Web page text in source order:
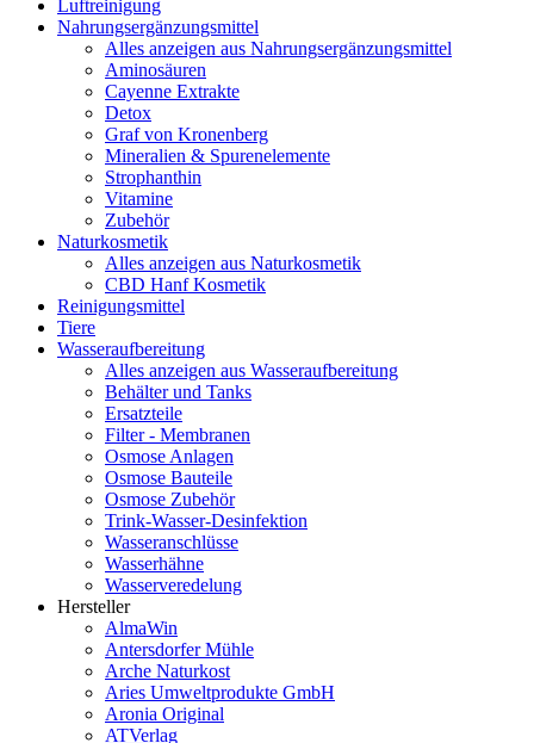
Luftreinigung
Nahrungsergänzungsmittel
Alles anzeigen aus Nahrungsergänzungsmittel
Aminosäuren
Cayenne Extrakte
Detox
Graf von Kronenberg
Mineralien & Spurenelemente
Strophanthin
Vitamine
Zubehör
Naturkosmetik
Alles anzeigen aus Naturkosmetik
CBD Hanf Kosmetik
Reinigungsmittel
Tiere
Wasseraufbereitung
Alles anzeigen aus Wasseraufbereitung
Behälter und Tanks
Ersatzteile
Filter - Membranen
Osmose Anlagen
Osmose Bauteile
Osmose Zubehör
Trink-Wasser-Desinfektion
Wasseranschlüsse
Wasserhähne
Wasserveredelung
Hersteller
AlmaWin
Antersdorfer Mühle
Arche Naturkost
Aries Umweltprodukte GmbH
Aronia Original
ATVerlag